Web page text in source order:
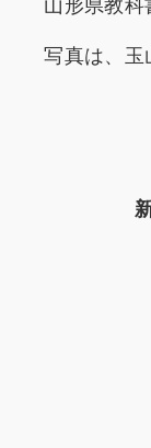
写真は、玉